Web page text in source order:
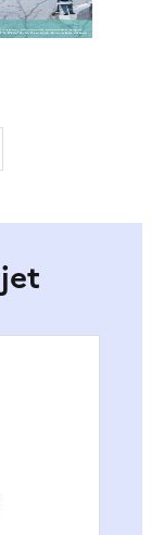
par email